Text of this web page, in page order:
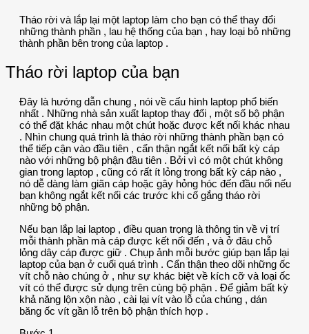
Tháo rời và lắp lại một laptop làm cho bạn có thể thay đổi
những thành phần , lau hệ thống của bạn , hay loại bỏ những
thành phần bên trong của laptop .
Tháo rời laptop của bạn
Đây là hướng dẫn chung , nói về cấu hình laptop phổ biến
nhất . Những nhà sản xuất laptop thay đổi , một số bộ phận
có thể đặt khác nhau một chút hoặc được kết nối khác nhau
. Nhìn chung quá trình là tháo rời những thành phần bạn có
thể tiếp cận vào đầu tiên , cẩn thận ngắt kết nối bất kỳ cáp
nào với những bộ phận đầu tiên . Bởi vì có một chút không
gian trong laptop , cũng có rất ít lỏng trong bất kỳ cáp nào ,
nó dễ dàng làm giãn cáp hoặc gây hỏng hóc đến đầu nối nếu
bạn không ngắt kết nối các trước khi cố gắng tháo rời
những bộ phận.
Nếu bạn lắp lại laptop , điều quan trọng là thông tin về vị trí
mỗi thành phần mà cáp được kết nối đến , và ở đâu chỗ
lỏng dây cáp được giữ . Chụp ảnh mỗi bước giúp bạn lắp lại
laptop của bạn ở cuối quá trình . Cẩn thận theo dõi những ốc
vít chỗ nào chúng ở , như sự khác biệt về kích cỡ và loại ốc
vít có thể được sử dụng trên cùng bộ phận . Để giảm bất kỳ
khả năng lộn xộn nào , cài lại vít vào lỗ của chúng , dán
băng ốc vít gần lỗ trên bộ phận thích hợp .